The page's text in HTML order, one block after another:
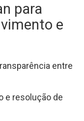
para
e
entre
e resolução de